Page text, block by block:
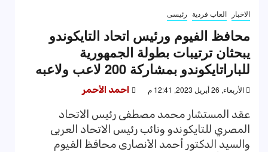
الاخبار العاب فردية رئيسى
محافظ الفيوم ورئيس اتحاد التايكوندو
يبحثان ترتيبات بطولة الجمهورية
للباراتايكوندو بمشاركة 200 لاعب ولاعبه
الأربعاء, 26 أبريل 2023, 12:41 م احمد الأحمر
عقد المستشار محمد مصطفى رئيس الاتحاد
المصري للتايكوندو ونائب رئيس الاتحاد العربى
والسيد الدكتور أحمد الأنصارى محافظ الفيوم